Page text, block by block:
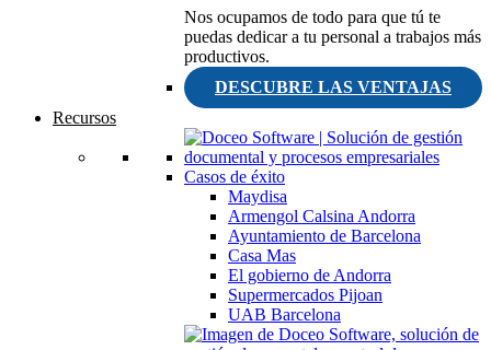
Nos ocupamos de todo para que tú te
puedas dedicar a tu personal a trabajos más
productivos.
DESCUBRE LAS VENTAJAS
Recursos
Casos de éxito
Maydisa
Armengol Calsina Andorra
Ayuntamiento de Barcelona
Casa Mas
El gobierno de Andorra
Supermercados Pijoan
UAB Barcelona